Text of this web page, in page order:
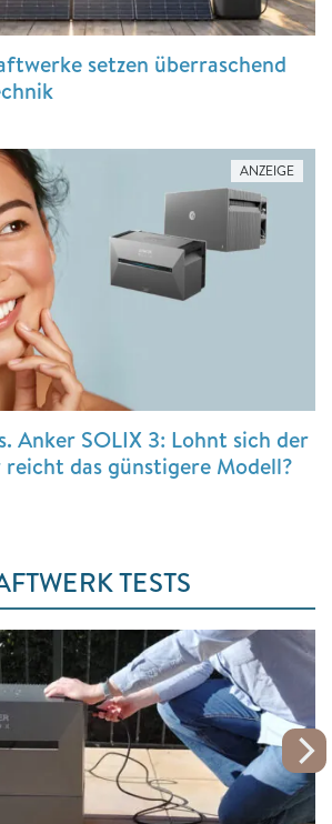
setzen überraschend
ANZEIGE
Anker SOLIX 3: Lohnt sich der
das günstigere Modell?
TESTS